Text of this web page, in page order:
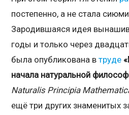
постепенно, а не стала
Зародившаяся идея
годы и только через
была опубликована втруде
начала натуральной
Naturalis Principia
ещё три других знаменитых